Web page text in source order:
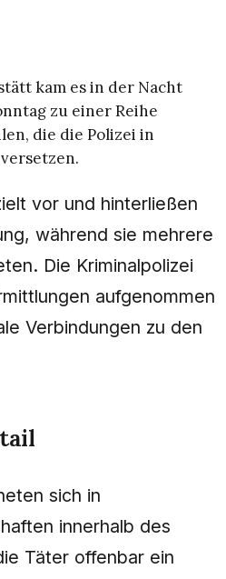
kam es in der Nacht
zu einer Reihe
die die Polizei in
vor und hinterließen
während sie mehrere
Die Kriminalpolizei
aufgenommen
Verbindungen zu den
sich in
innerhalb des
Täter offenbar ein